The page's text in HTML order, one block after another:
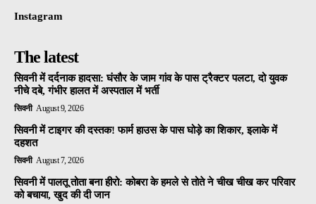
Instagram
The latest
सिवनी में दर्दनाक हादसा: घंसौर के जाम गांव के पास ट्रैक्टर पलटा, दो युवक
नीचे दबे, गंभीर हालत में अस्पताल में भर्ती
सिवनी August 9, 2026
सिवनी में टाइगर की दस्तक! फार्म हाउस के पास घोड़े का शिकार, इलाके में
दहशत
सिवनी August 7, 2026
सिवनी में पालतू तोता बना हीरो: कोबरा के हमले से तोते ने चीख चीख कर परिवार
को बचाया, खुद की दी जान